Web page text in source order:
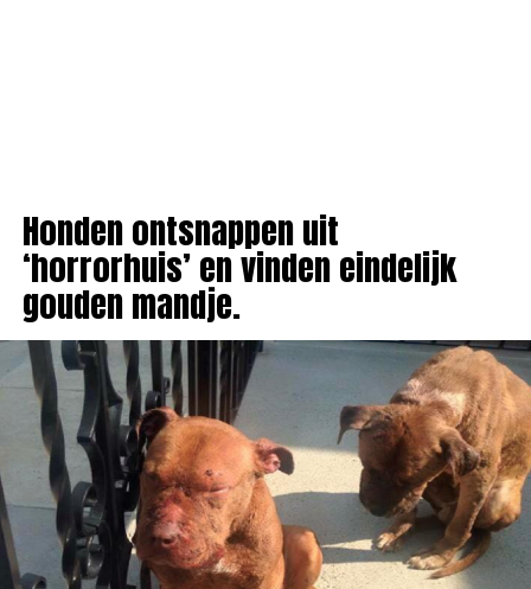
Honden ontsnappen uit
‘horrorhuis’ en vinden eindelijk
gouden mandje.